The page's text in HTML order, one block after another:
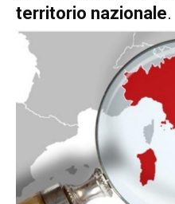
territorio nazionale.